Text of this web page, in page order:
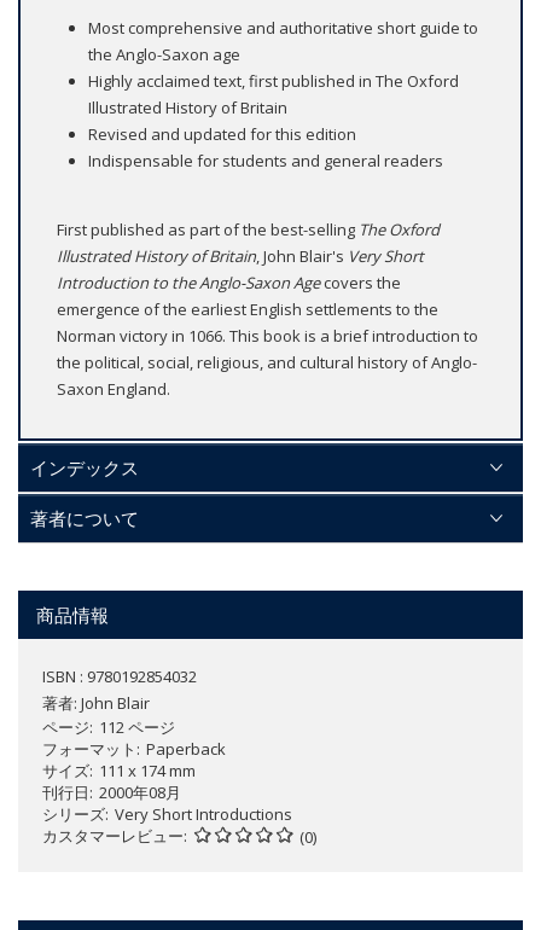
Most comprehensive and authoritative short guide to
the Anglo-Saxon age
Highly acclaimed text, first published in The Oxford
Illustrated History of Britain
Revised and updated for this edition
Indispensable for students and general readers
First published as part of the best-selling The Oxford
Illustrated History of Britain, John Blair's Very Short
Introduction to the Anglo-Saxon Agecovers the
emergence of the earliest English settlements to the
Norman victory in 1066. This book is a brief introduction to
the political, social, religious, and cultural history of Anglo-
Saxon England.
インデックス
著者について
商品情報
ISBN : 9780192854032
著者: John Blair
ページ 112 ページ
フォーマット
Paperback
サイズ 111 x 174 mm
刊行日 2000年08月
シリーズ Very Short Introductions
カスタマーレビュー
(0)